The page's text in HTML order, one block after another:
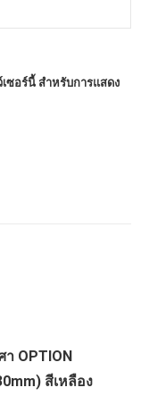
ซอร์นี้ สำหรับการแสดง
OPTION
สีเหลือง